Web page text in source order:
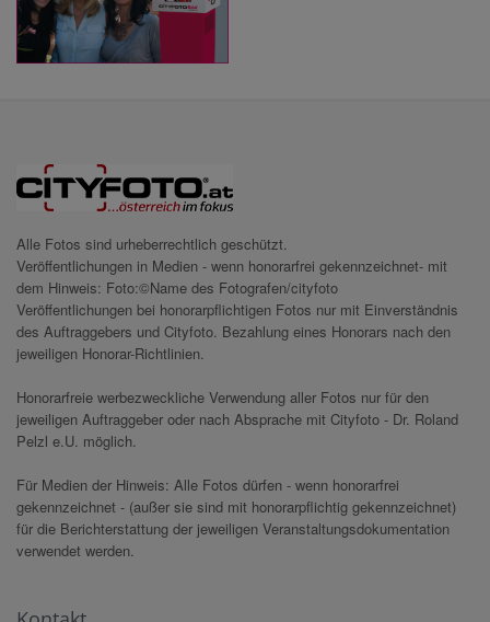
Alle Fotos sind urheberrechtlich geschützt.
Veröffentlichungen in Medien - wenn honorarfrei gekennzeichnet- mit
dem Hinweis: Foto:©Name des Fotografen/cityfoto
Veröffentlichungen bei honorarpflichtigen Fotos nur mit Einverständnis
des Auftraggebers und Cityfoto. Bezahlung eines Honorars nach den
jeweiligen Honorar-Richtlinien.
Honorarfreie werbezweckliche Verwendung aller Fotos nur für den
jeweiligen Auftraggeber oder nach Absprache mit Cityfoto - Dr. Roland
Pelzl e.U. möglich.
Für Medien der Hinweis: Alle Fotos dürfen - wenn honorarfrei
gekennzeichnet - (außer sie sind mit honorarpflichtig gekennzeichnet)
für die Berichterstattung der jeweiligen Veranstaltungsdokumentation
verwendet werden.